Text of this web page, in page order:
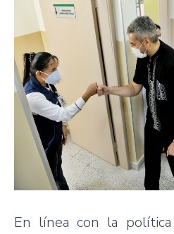
En línea con la